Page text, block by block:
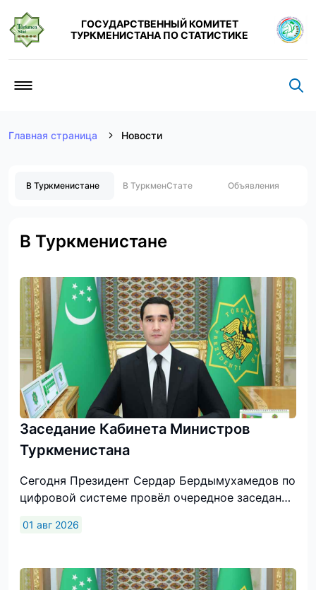
ГОСУДАРСТВЕННЫЙ КОМИТЕТ
ТУРКМЕНИСТАНА ПО СТАТИСТИКЕ
Главная страница Новости
В Туркменистане В ТуркменСтате Объявления
В Туркменистане
Заседание Кабинета Министров
Туркменистана
Сегодня Президент Сердар Бердымухамедов по цифровой системе провёл очередное заседание Кабинета Министров, на котором были подведены итоги работы, выполненной в стране за семь месяцев текущего года.Первой выступила Председатель Меджлиса Д.Гулманова, проинформировавшая о результатах деятельности за январь–июль нынешнего года.Как сообщалось, в рассматривае­мый период принято 7 законодательных актов, в том числе Закон Туркменистана «Об учреждении юбилейной медали Туркменистана «Türkmenistanyň Garaşsyzlygynyň 35 ýyllygyna bagyşlanyp geçirilen dabaraly harby ýörişe gatnaşyja», а также 12 пос­тановлений парламента. Наряду с этим внесены соответствующие изменения и дополнения в действующие законы, связанные с защитой прав и законных интересов граждан, обеспечением промышленной безопасности производственных объектов, совершенствованием бухгалтерского учёта и финансовой отчётности, лицензированием отдельных видов деятельности, автомобильными дорогами и дорожной деятельностью, охраной окружающей среды, сохранением водных биологических ресурсов, повышением эффективности миграционной политики.Руководствуясь поставленными главой государства и Героем-­Аркадагом задачами по подготовке на высоком уровне и организованному проведению заседания Халк Маслахаты Туркменистана, в настоящее время ведётся соответствующая работа совместно с Аппаратом Президента Туркменистана, Аппаратом Халк Маслахаты, Кабинетом Министров, хякимликами городов Ашхабад и Аркадаг, а также велаятов.Кроме того, в Меджлисе принято 7 верительных грамот от Чрезвычайных и Полномочных Послов ряда стран, аккредитованных в Туркменистане.В рассматриваемый период состоя­лось 25 встреч с представителями парламентов различных государств, дипмиссий зарубежных стран в Туркменистане и международных организаций, в ходе которых обсуждены перспективы дальнейшего развития двустороннего сотрудничества. Депутаты и специалисты Меджлиса приняли участие в 82 семинарах, организованных соответствующими министерствами и отраслевыми ведомствами страны совместно с международными структурами. С целью обмена опытом в области законодательства представители национального парламента совершили 16 служебных поездок за рубеж.Резюмируя информацию, Президент Сердар Бердымухамедов сделал акцент на важности дальнейшего проведения работы по укреплению правовой базы страны, совершенствованию законотворческой деятельности в соответствии с реалиями времени.Выступивший затем заместитель Председателя Кабинета Министров Х.Гелдимырадов отчитался о макроэкономических показателях национальной экономики за семь месяцев текущего года.Как было доложено, темп роста ВВП за обозначенный период составил 6,3 процента, в том числе в промышленном комплексе этот показатель достиг 2,6 процента, строительстве – 6,7 процента, транспортно-коммуникационном секторе – 10,3 процента, торговле – 8,5 процента, сельском хозяйстве – 4,1 процента, в сфере услуг – 8,4 процента.В сопоставлении с аналогичным периодом минувшего года за январь–июль текущего года в целом выпуск продукции увеличился на 10,4 процента. В отраслях экономики достигнуты положительные производственные показатели.В рассматриваемый период по сравнению с тем же периодом 2025 года объём розничной торговли вырос на 10,1 процента, а внешнеторговый оборот – на 9 процентов.За январь–июль план доходной части Государственного бюджета исполнен на уровне 101,1 процента, а расходной – на уровне 97,3 процента.В обозначенный период в госучреждениях, финансируемых за счёт бюджета и хозрасчёта, своевременно и полностью выплачена заработная плата, выданы пенсии, государственные пособия и студенческие стипендии.Объём капвложений, освоенных за счёт всех источников финансирования, по сравнению с аналогичным периодом прошлого года выше на 4,7 процента.Прозвучал также отчёт о работе, выполненной за январь–июль 2026 года в рамках претворения в жизнь Национальной сельской программы, в том числе о ходе строительства объектов различного назначения.Резюмируя доклад, глава Туркменистана отметил важность дальнейшего последовательного совершенствования деятельности экономического, финансового и банковского комплексов, поддержания стабильной динамики роста ВВП, развития отраслей экономики, адресовав вице-премьеру соответствующие поручения.Далее заместитель Председателя Кабинета Министров Г.Агаджанов отчитался об итогах проделанной за январь–июль 2026 года работе по увеличению добычи нефти и газа, расширению маршрутов их поставок на мировые рынки.Как было доложено, в обозначенный период Государственным концерном «Türkmennebit» план по добыче нефти выполнен на уровне 108,7 процента, по её переработке профильными заводами концерна – 105,5 процента.Выполнение плана по производству бензина обеспечено на 121,6 процента, дизельного топлива – 113,5 процента, полипропилена – 100,2 процента, смазочных масел – 103 процента, сжиженного газа – 122,6 процента, по добыче природного и попутного газа – 108,1 процента.Резюмируя отчёт, Президент Туркменистана подчеркнул, что следует и далее увеличивать добычу природного газа и нефти, должным образом осуществлять работу по освоению углеводородных месторождений. Глава государства также поручил вице-премьеру последовательно наращивать производственные мощности предприятий комплекса.Заместитель Председателя Кабинета Министров Т.Атахаллыев доложил об итогах деятельности курируемого комплекса за январь–июль текущего года, а также о ходе сезонных сельхозкампаний в велаятах.Как сообщалось, темп роста объёмов производства продукции в сельскохозяйственной отрасли в сопоставлении с аналогичным периодом минувшего года составил 111,9 процента. По Министерству сельского хозяйства этот показатель равен 108,6 процента, Министерству охраны окружающей среды – 103,3 процента, Государственному комитету водного хозяйства – 111,8 процента, Государственному концерну «Türkmenpagta» – 104,5 процента, Государственному объединению «Türkmengallaönümleri» – 124,7 процента, Государственному объединению «Türkmenobahyzmat» – 100,5 процента, Государственному объединению пищевой промышленности – 116,2 процента, Государственному объединению животноводческой и птицеводческой промышленности – 103,9 процента, Государственному объединению «Türkmen atlary» – 107,3 процента. План по освоению инвестиций выполнен на уровне 141,3 процента.Вместе с тем было доложено, что в настоящее время в соответствии с агротехническими нормами осуществляется уход за хлопчатником. К предстоящей страде готовятся комбайны и другая сельхозтехника, соответствующие предприятия и пункты приёма урожая.В целях проведения в установленные сроки сева пшеницы в настоящее время продолжаются вспашка и разравнивание площадей. Наряду с этим осуществляется подготовка к сезону зерновых сеялок и высококачественного семенного материала.Заслушав отчёт, Президент Сердар Бердымухамедов сделал акцент на важности дальнейшего развития сельскохозяйственной отрасли, укрепления её материально-технической базы. Глава государства также поручил вице-премьеру держать под строгим контролем качественное выполнение в установленные сроки сезонных сельхозработ и их соответствие нормам агротехники.Заместитель Председателя Кабинета Министров Б.Аннамаммедов отчитался об итогах деятельности курируемого комплекса за январь–июль 2026 года.Как сообщалось, выполнение плана по производству продукции и осуществлённым работам в данном секторе в обозначенный период составило 123,9 процента. Этот же показатель по Министерству строительства и архитектуры обес­печен на уровне 103,9 процента, по Министерству промышленности и строительного производства – 127 процентов, по Министерству энергетики – 108,9 процента.По Министерству автомобильных дорог выполнение плана по намеченным работам достигло 108,3 процента, по Государственному концерну «Türkmenhimiýa» – 135 процентов, по хякимлику города Ашхабад – 127,5 процента.Заслушав отчёт, Президент Сердар Бердымухамедов заострил внимание на необходимости принятия комплексных мер для обеспечения эффективной работы и вывода на проектную мощность предприя­тий строительно-промышленного сектора. Особый акцент был сделан на важности постоянного контроля за ходом строительства и эксплуатацией автомобильных дорог. Глава государства также поручил вице-премьеру принять надлежащие меры в целях качественного строи­тельства объектов и сооружений, сдачи их в эксплуатацию в установленные сроки.Выступивший затем заместитель Председателя Кабинета Министров Н.Атагулыев доложил об итогах работы подотчётных министерств и отраслевых ведомств, а также предпринимательского сектора за январь–июль нынешнего года.Как сообщалось, по Министерству торговли и внешнеэкономических связей темп роста товарооборота за рассматриваемый период по сравнению с аналогичным периодом прош­лого года составил 106,8 процента.По Министерству текстильной промышленности темп роста произведённой продукции в сопоставлении с тем же периодом минувшего года обеспечен на уровне 105,4 процента.Темп роста полученных общих доходов по предприятиям Государственного объединения «Türkmenhaly» достиг 107,3 процента.За отчётный период Государственной товарно-сырьевой биржей проведено 169 биржевых торгов, на которых зарегистрировано 17 тысяч 898 контрактов.За январь–июль 2026 года темп роста выполненных работ Торгово-промышленной палатой составил 119,4 процента. За обозначенный период проведено 14 выставок и 8 конференций.По Союзу промышленников и предпринимателей темп роста производства сельскохозяйственной и продовольственной продукции обес­печен на уровне 107,2 процента, промышленных товаров – 107,1 процента.Заслушав отчёт, Президент Сердар Бердымухамедов отметил, что следует держать под контролем обеспечение на постоянной основе рынков страны и торговых точек продовольственной продукцией и другими товарами. В данной связи глава государства поручил вице-премьеру принять необходимые меры по модернизации деятельности торгового комплекса, увеличению производства частного сектора, а также последовательному совершенствованию работы Государственной товарно-сыр
01 авг 2026